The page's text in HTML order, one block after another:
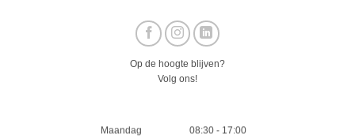
Op de hoogte blijven?
Volg ons!
Maandag
08:30 - 17:00